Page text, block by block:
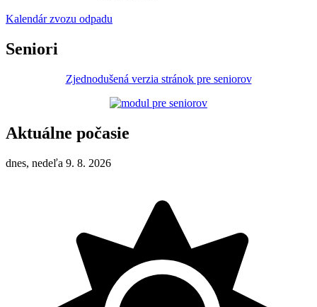
Kalendár zvozu odpadu
Seniori
Zjednodušená verzia stránok pre seniorov
Aktuálne počasie
dnes, nedeľa 9. 8. 2026